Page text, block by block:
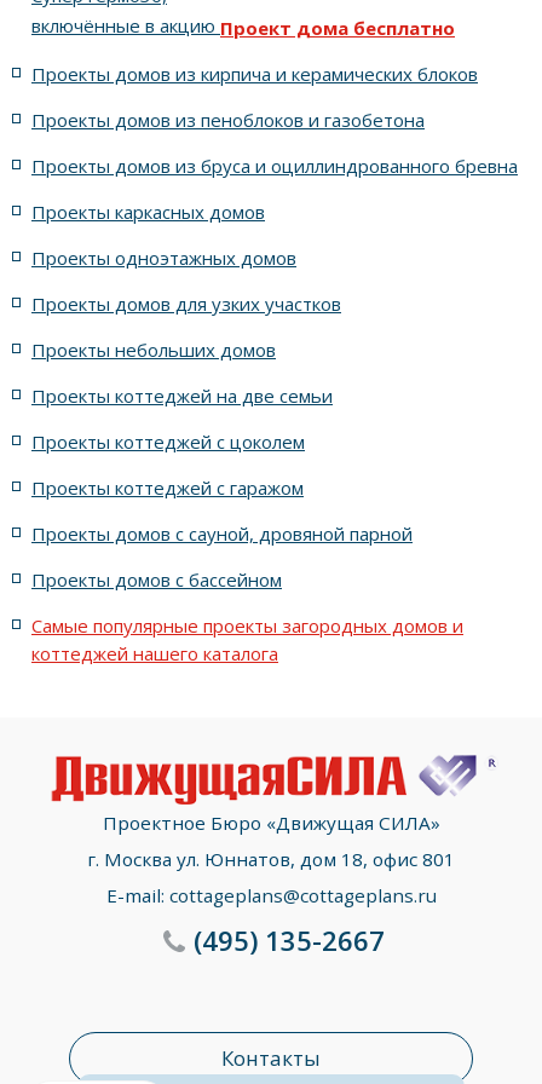
5 спален с цоколем и террасой
7 спален с крышей шале 5 спален и террасой
жилых в стиле Райта с 5 комнатами
жилых в английском стиле
жилых в современном стиле с террасой
с террасой и 6 комнатами
включённые в акциюПроект дома бесплатно
Проекты домов из кирпича и керамических блоков
Проекты домов из пеноблоков и газобетона
Проекты домов из бруса и оциллиндрованного бревна
Проекты каркасных домов
Проекты одноэтажных домов
Проекты домов для узких участков
Проекты небольших домов
Проекты коттеджей на две семьи
Проекты коттеджей с цоколем
Проекты коттеджей с гаражом
Проекты домов с сауной, дровяной парной
Проекты домов с бассейном
Самые популярные проекты загородных домов и
коттеджей нашего каталога
Проектное Бюро «Движущая СИЛА»
г. Москва ул. Юннатов, дом 18, офис 801
E-mail: cottageplans@cottageplans.ru
Контакты
(495)135-2667